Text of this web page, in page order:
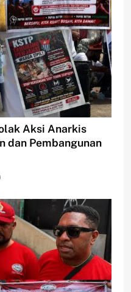
Aksi Anarkis
dan Pembangunan